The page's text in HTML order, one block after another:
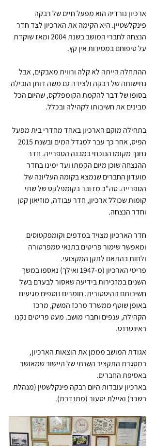
ארכיון נורדיה הוא מפעל חיים של רבקה
פינקלשטיין. היא הקימה את הארכיון לצד חדר
הנצחה לחברי המושב בשנת 2004 ומאז שוקדת
על טיפוחם במסירות אין קץ.
ההתחלה הייתה לא קלה ורווית מאבקים, אבל
נחישותה של רבקה ולצידה גם משה דותן הובילה
בסופו של דבר להקמת הקומפלקס, שהיום הכל
מבינים את חשיבותו לקהילה ובכלל.
בתחילה מוקם הארכיון באחד מחדרי בית מפעל
נחנך מקומו הנוכחי במבנה הספרייה. חדר
ההנצחה שוכן מיום הקמתו ועד ימינו בחדר
מועדון החברים שנמצא בקומה העליונה של
הספרייה. סה"כ מדובר בקומפלקס של שתי
קומות שכולל ארכיון, חדר עבודה, מוזיאון קטן
וחדר הנצחה.
חדר הארכיון מצויד במדפים וקומפקטוסים
ומאפשר שימור פריטים בתנאי טמפרטורה
ולחות בהתאם לתקן המקצועי.
פריטי הארכיון (מ-1947 ואילך) נאספו במשך
השנים במזכירות בידיעה שאסור לבערם בשל
חשיבותם ההיסטורית. חומרים נוספים מגיעים
באופן שוטף ממשרד מרכז המשק, מרכז
הקהילה, ענפים וחברי מושב. מעט פריטים נקנו
באינטרנט.
אגודת המושב מממן את הוצאות הארכיון,
במסגרת התקציב השנתי של היישוב שמאושר
באסיפת החברים.
בארכיון עובדות היום רבקה פינקלשטין (מנהלת
בשכר) ואיילת יסעור (מתנדבת).